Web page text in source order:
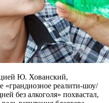
Ю. Хованский,
реалити-шоу/
без алкоголя» похвастал,